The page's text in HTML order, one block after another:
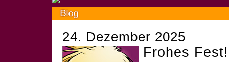
24. Dezember 2025
Frohes Fest!